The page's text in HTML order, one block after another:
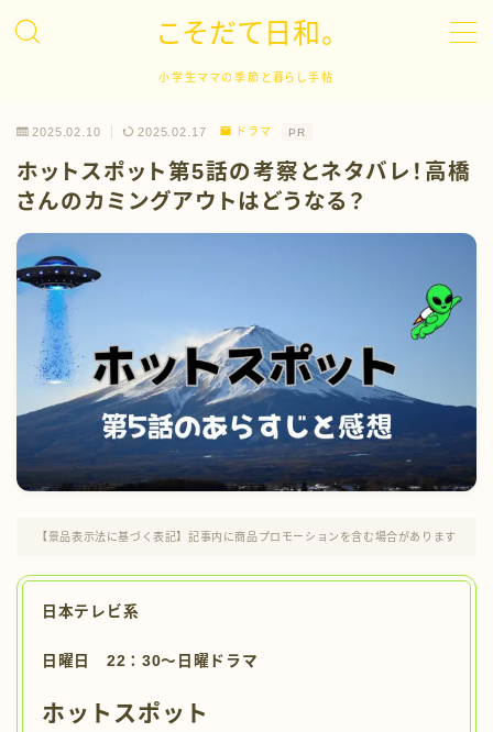
こそだて日和。
小学生ママの季節と暮らし手帖
キャリア
英語学習
ドラマ
イベント
お問い合わせ
2025.02.10 2025.02.17 ドラマ PR
ホットスポット第5話の考察とネタバレ！高橋
さんのカミングアウトはどうなる？
【景品表示法に基づく表記】記事内に商品プロモーションを含む場合があります
日本テレビ系
日曜日 22：30〜日曜ドラマ
ホットスポット